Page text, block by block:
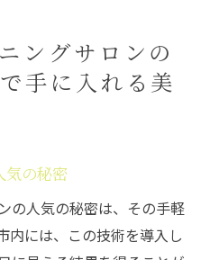
ングサロンの
手に入れる美
気の秘密
の人気の秘密は、その手軽
内には、この技術を導入し